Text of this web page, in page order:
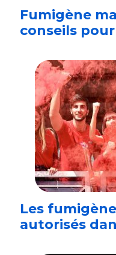
Fumigène
conseils
Les
autorisés